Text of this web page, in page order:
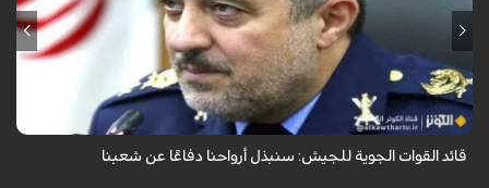
قال قائد القوات الجوية للجيش الايراني العميد الطيار بهمن بهمرد "ان القوات
الجوية للجيش ستبذل الأرواح دفاعًا عن الشعب الإيراني".
قائد القوات الجوية للجيش: سنبذل أرواحنا دفاعًا عن شعبنا